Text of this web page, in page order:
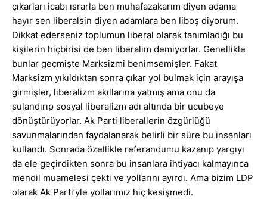
çıkarları icabı ısrarla ben muhafazakarım diyen adama
hayır sen liberalsin diyen adamlara ben liboş diyorum.
Dikkat ederseniz toplumun liberal olarak tanımladığı bu
kişilerin hiçbirisi de ben liberalim demiyorlar. Genellikle
bunlar geçmişte Marksizmi benimsemişler. Fakat
Marksizm yıkıldıktan sonra çıkar yol bulmak için arayışa
girmişler, liberalizm akıllarına yatmış ama onu da
sulandırıp sosyal liberalizm adı altında bir ucubeye
dönüştürüyorlar. Ak Parti liberallerin özgürlüğü
savunmalarından faydalanarak belirli bir süre bu insanları
kullandı. Sonrada özellikle referandumu kazanıp yargıyı
da ele geçirdikten sonra bu insanlara ihtiyacı kalmayınca
mendil muamelesi çekti ve yollarını ayırdı. Ama bizim LDP
olarak Ak Parti’yle yollarımız hiç kesişmedi.